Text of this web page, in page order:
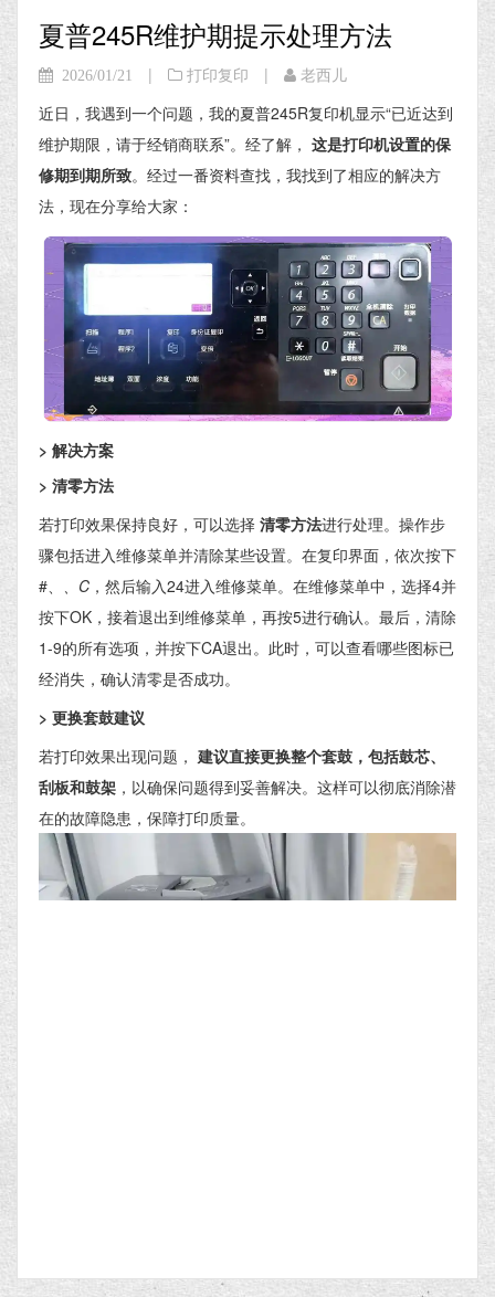
夏普245R维护期提示处理方法
2026/01/21 | 打印复印 | 老西儿
近日，我遇到一个问题，我的夏普245R复印机显示“已近达到
维护期限，请于经销商联系”。经了解， 这是打印机设置的保
修期到期所致。经过一番资料查找，我找到了相应的解决方
法，现在分享给大家：
> 解决方案
> 清零方法
若打印效果保持良好，可以选择 清零方法进行处理。操作步
骤包括进入维修菜单并清除某些设置。在复印界面，依次按下
#、 、C ，然后输入24进入维修菜单。在维修菜单中，选择4并
按下OK，接着退出到维修菜单，再按5进行确认。最后，清除
1-9的所有选项，并按下CA退出。此时，可以查看哪些图标已
经消失，确认清零是否成功。
> 更换套鼓建议
若打印效果出现问题， 建议直接更换整个套鼓，包括鼓芯、
刮板和鼓架 ，以确保问题得到妥善解决。这样可以彻底消除潜
在的故障隐患，保障打印质量。